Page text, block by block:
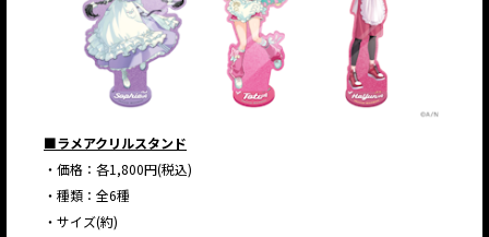
■ラメアクリルスタンド
・価格：各1,800円(税込)
・種類：全6種
・サイズ(約)